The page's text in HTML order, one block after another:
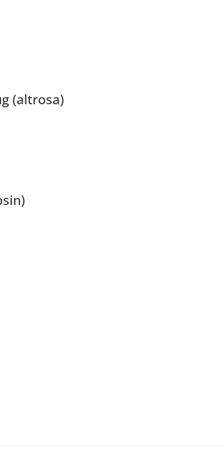
(altrosa)